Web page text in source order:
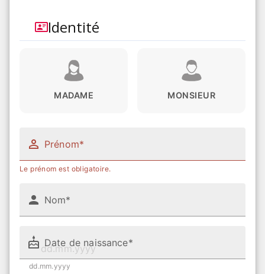
Identité
MADAME MONSIEUR
Prénom*
Le prénom est obligatoire.
Nom*
Date de naissance*
dd.mm.yyyy